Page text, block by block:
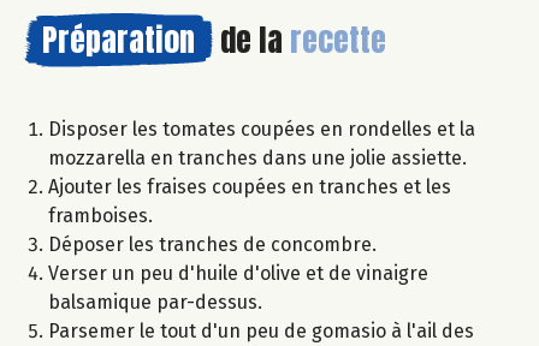
Préparation de la recette
Disposer les tomates coupées en rondelles et la
mozzarella en tranches dans une jolie assiette.
Ajouter les fraises coupées en tranches et les
framboises.
Déposer les tranches de concombre.
Verser un peu d'huile d'olive et de vinaigre
balsamique par-dessus.
Parsemer le tout d'un peu de gomasio à l'ail des